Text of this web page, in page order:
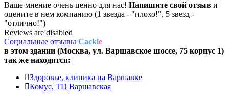
Ваше мнение очень ценно для нас! Напишите свой отзыв и
оцените в нем компанию (1 звезда - "плохо!", 5 звезд -
"отлично!")
Reviews are disabled
Социальные отзывы Cackle
в этом здании (Москва, ул. Варшавское шоссе, 75 корпус 1)
так же находятся:
Здоровье, клиника на Варшавке
Комус, ТЦ Варшавская